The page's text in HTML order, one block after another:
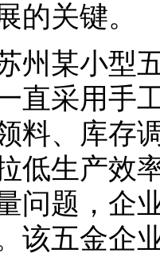
的关键。
小型五
直采用手
料、库存
低生产效
问题，企
该五金企